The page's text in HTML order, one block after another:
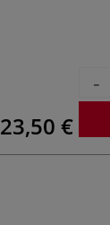
23,50 €
-